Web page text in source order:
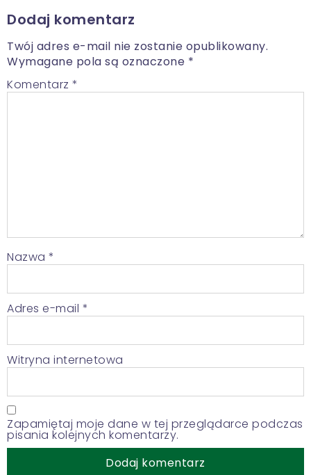
Dodaj komentarz
Twój adres e-mail nie zostanie opublikowany.
Wymagane pola są oznaczone *
Komentarz *
Nazwa *
Adres e-mail *
Witryna internetowa
Zapamiętaj moje dane w tej przeglądarce podczas
pisania kolejnych komentarzy.